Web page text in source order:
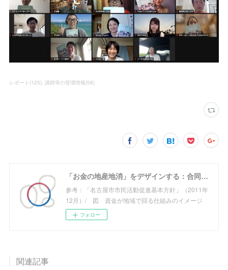
レポート (125) 講師等の登壇情報(58)
「お金の地産地消」をデザインする：合同会社めぐる
参考：「名古屋市市民活動促進基本方針」（2011年
12月）/ 図 資金が地域で回る仕組みのイメージ
フォロー
関連記事